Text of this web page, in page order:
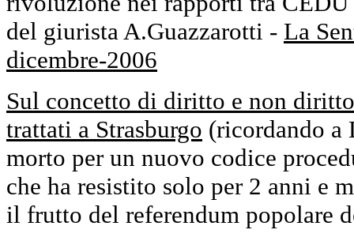
del giurista A.Guazzarotti - La
dicembre-2006
Sul concetto di diritto e non diritto
trattati a Strasburgo (ricordando a
morto per un nuovo codice
che ha resistito solo per 2 anni e
il frutto del referendum popolare